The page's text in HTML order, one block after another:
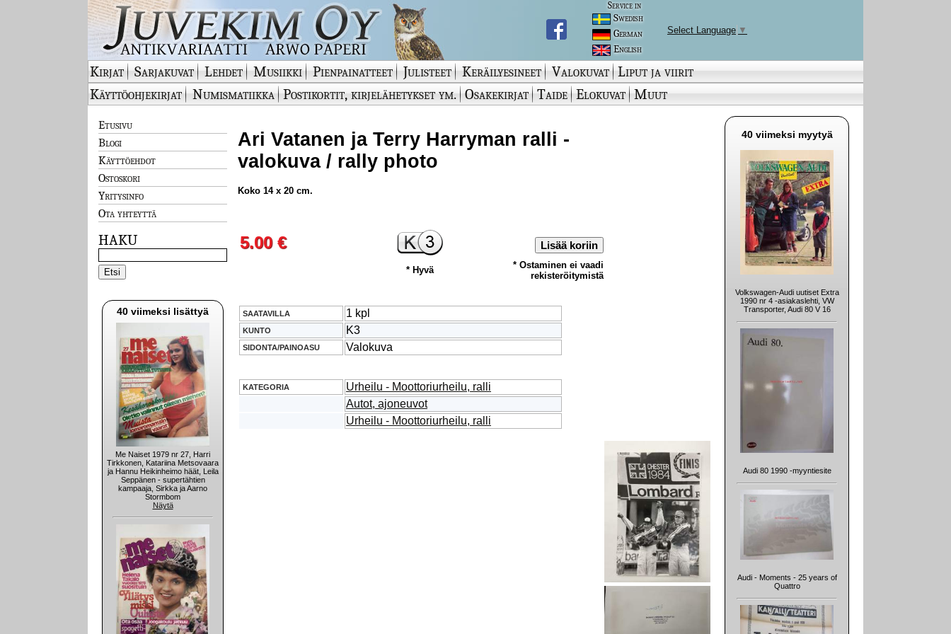
Service in
Swedish
German
English
Select Language ▼
Kirjat Sarjakuvat Lehdet Musiikki Pienpainatteet Julisteet Keräilyesineet Valokuvat Liput ja viirit
Käyttöohjekirjat
Numismatiikka Postikortit, kirjelähetykset ym. Osakekirjat Taide Elokuvat Muut
Etusivu
Blogi
Käyttöehdot
Ostoskori
Yritysinfo
Ota yhteyttä
HAKU
40 viimeksi lisättyä
Me Naiset 1979 nr 27, Harri
Tirkkonen, Katariina Metsovaara
ja Hannu Heikinheimo häät, Leila
Seppänen - supertähtien
kampaaja, Sirkka ja Aarno
Stormbom
Näytä
Ari Vatanen ja Terry Harryman ralli -
valokuva / rally photo
Koko 14 x 20 cm.
5.00 € Lisää koriin
* Hyvä
* Ostaminen ei vaadi
rekisteröitymistä
SAATAVILLA 1 kpl
KUNTO K3
SIDONTA/PAINOASU Valokuva
KATEGORIA
Urheilu - Moottoriurheilu, ralli
Autot, ajoneuvot
Urheilu - Moottoriurheilu, ralli
40 viimeksi myytyä
Volkswagen-Audi uutiset Extra
1990 nr 4 -asiakaslehti, VW
Transporter, Audi 80 V 16
Audi 80 1990 -myyntiesite
Audi - Moments - 25 years of
Quattro